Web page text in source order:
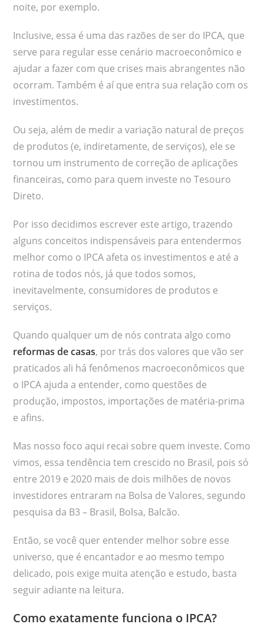
noite, por exemplo.
Inclusive, essa é uma das razões de ser do IPCA, que
serve para regular esse cenário macroeconômico e
ajudar a fazer com que crises mais abrangentes não
ocorram. Também é aí que entra sua relação com os
investimentos.
Ou seja, além de medir a variação natural de preços
de produtos (e, indiretamente, de serviços), ele se
tornou um instrumento de correção de aplicações
financeiras, como para quem investe no Tesouro
Direto.
Por isso decidimos escrever este artigo, trazendo
alguns conceitos indispensáveis para entendermos
melhor como o IPCA afeta os investimentos e até a
rotina de todos nós, já que todos somos,
inevitavelmente, consumidores de produtos e
serviços.
Quando qualquer um de nós contrata algo como
reformas de casas, por trás dos valores que vão ser
praticados ali há fenômenos macroeconômicos que
o IPCA ajuda a entender, como questões de
produção, impostos, importações de matéria-prima
e afins.
Mas nosso foco aqui recai sobre quem investe. Como
vimos, essa tendência tem crescido no Brasil, pois só
entre 2019 e 2020 mais de dois milhões de novos
investidores entraram na Bolsa de Valores, segundo
pesquisa da B3 – Brasil, Bolsa, Balcão.
Então, se você quer entender melhor sobre esse
universo, que é encantador e ao mesmo tempo
delicado, pois exige muita atenção e estudo, basta
seguir adiante na leitura.
Como exatamente funciona o IPCA?